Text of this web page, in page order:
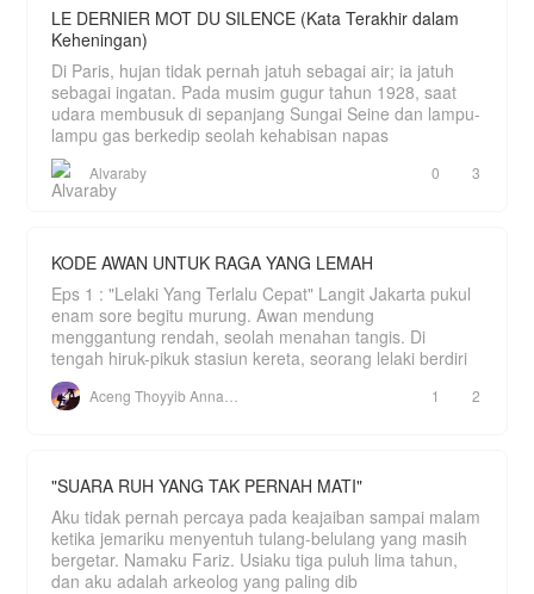
LE DERNIER MOT DU SILENCE (Kata Terakhir dalam
Keheningan)
Di Paris, hujan tidak pernah jatuh sebagai air; ia jatuh
sebagai ingatan. Pada musim gugur tahun 1928, saat
udara membusuk di sepanjang Sungai Seine dan lampu-
lampu gas berkedip seolah kehabisan napas
Alvaraby 0 3
KODE AWAN UNTUK RAGA YANG LEMAH
Eps 1 : "Lelaki Yang Terlalu Cepat" Langit Jakarta pukul
enam sore begitu murung. Awan mendung
menggantung rendah, seolah menahan tangis. Di
tengah hiruk-pikuk stasiun kereta, seorang lelaki berdiri
1 2
"SUARA RUH YANG TAK PERNAH MATI"
Aku tidak pernah percaya pada keajaiban sampai malam
ketika jemariku menyentuh tulang-belulang yang masih
bergetar. Namaku Fariz. Usiaku tiga puluh lima tahun,
dan aku adalah arkeolog yang paling dib